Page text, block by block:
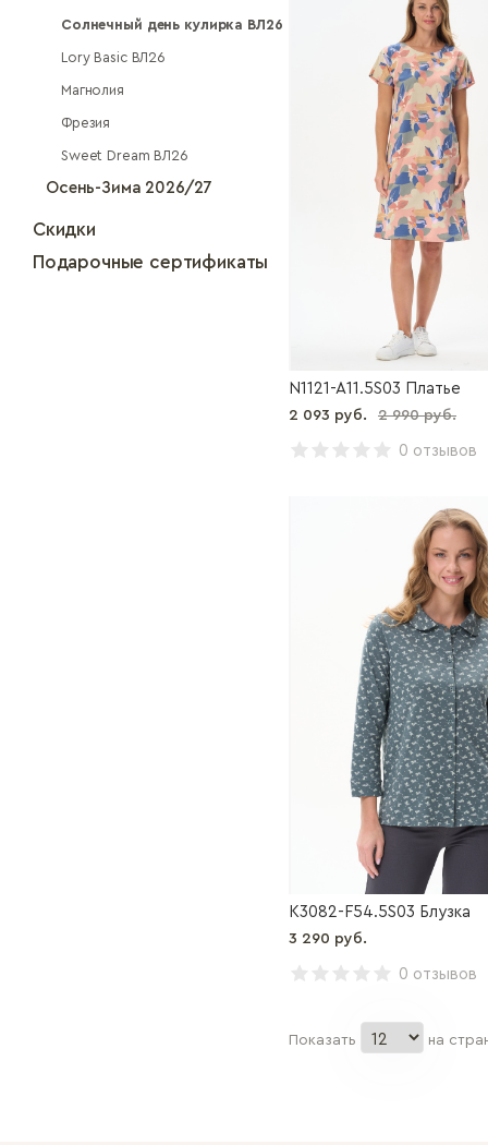
Солнечный день кулирка ВЛ26
Lory Basic ВЛ26
Магнолия
Фрезия
Sweet Dream ВЛ26
Осень-Зима 2026/27
Скидки
Подарочные сертификаты
N1121-A11.5S03 Платье
2 093 руб. 2 990 руб.
0 отзывов
K3082-F54.5S03 Блузка
3 290 руб.
0 отзывов
Показать на